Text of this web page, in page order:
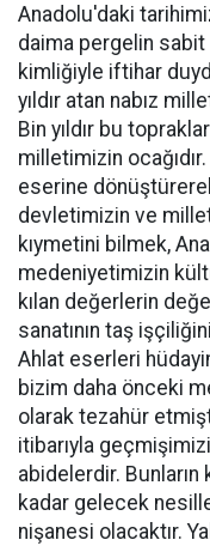
Anadolu'daki
daima pergelin
kimliğiyle iftihar
yıldır atan nabız
Bin yıldır bu
milletimizin
eserine
devletimizin ve
kıymetini bilmek,
medeniyetimizin
kılan değerlerin
sanatının taş
Ahlat eserleri
bizim daha önceki
olarak tezahür
itibarıyla
abidelerdir.
kadar gelecek
nişanesi olacaktır.